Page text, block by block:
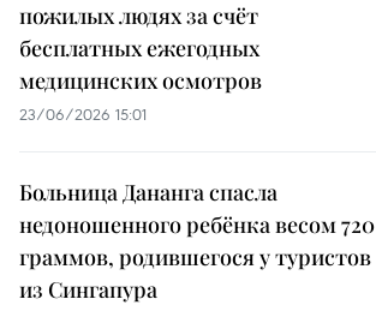
пожилых людях за счёт
бесплатных ежегодных
медицинских осмотров
23/06/2026 15:01
Больница Дананга спасла
недоношенного ребёнка весом 720
граммов, родившегося у туристов
из Сингапура